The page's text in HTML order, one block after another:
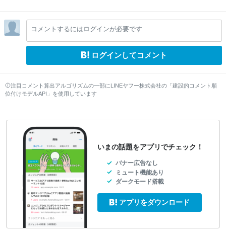
コメントするにはログインが必要です
ログインしてコメント
注目コメント算出アルゴリズムの一部にLINEヤフー株式会社の「建設的コメント順
位付けモデルAPI」を使用しています
いまの話題をアプリでチェック！
バナー広告なし
ミュート機能あり
ダークモード搭載
アプリをダウンロード